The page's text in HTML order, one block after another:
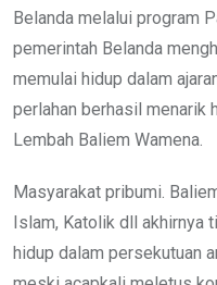
Belanda melalui program
pemerintah Belanda
memulai hidup dalam
perlahan berhasil menarik
Lembah Baliem Wamena.
Masyarakat pribumi.
Islam, Katolik dll akhirnya
hidup dalam persekutuan